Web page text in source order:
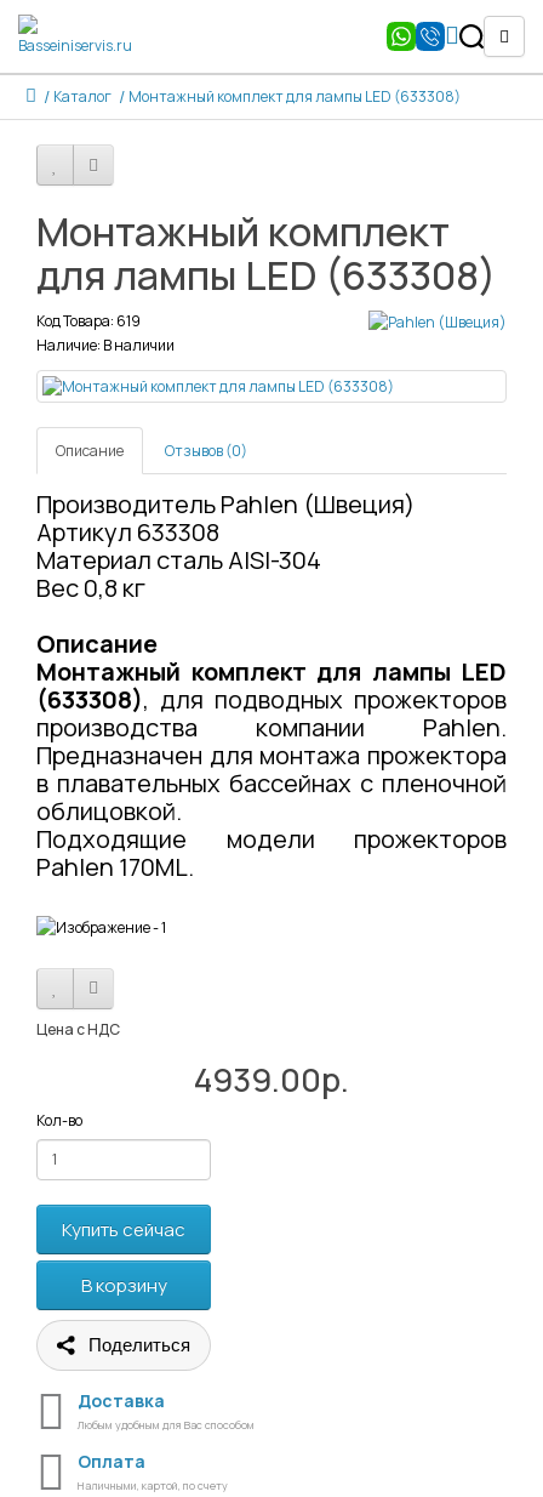
Каталог Монтажный комплект для лампы LED (633308)
Монтажный комплект
для лампы LED (633308)
Код Товара: 619
Наличие: В наличии
Описание Отзывов (0)
Производитель Pahlen (Швеция)
Артикул 633308
Материал сталь AISI-304
Вес 0,8 кг
Описание
Монтажный комплект для лампы LED
(633308), для подводных прожекторов
производства компании Pahlen.
Предназначен для монтажа прожектора
в плавательных бассейнах с пленочной
облицовкой.
Подходящие модели прожекторов
Pahlen 170ML.
Цена с НДС
4939.00р.
Кол-во
Купить сейчас
В корзину
Поделиться
Доставка
Любым удобным для Вас способом
Оплата
Наличными, картой, по счету